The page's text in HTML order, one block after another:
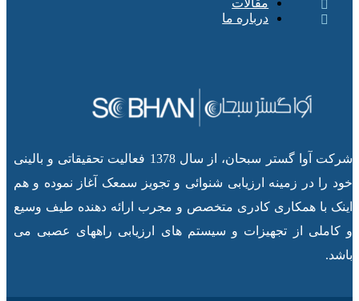
درباره ما
شرکت آوا گستر سبحان، از سال 1378 فعالیت تحقیقاتی و بالینی
خود را در زمینه ارزیابی شنوائی و تجویز سمعک آغاز نموده و هم
اینک با همکاری کادری متخصص و مجرب ارائه دهنده طیف وسیع
و کاملی از تجهیزات و سیستم های ارزیابی راههای عصبی می
باشد.